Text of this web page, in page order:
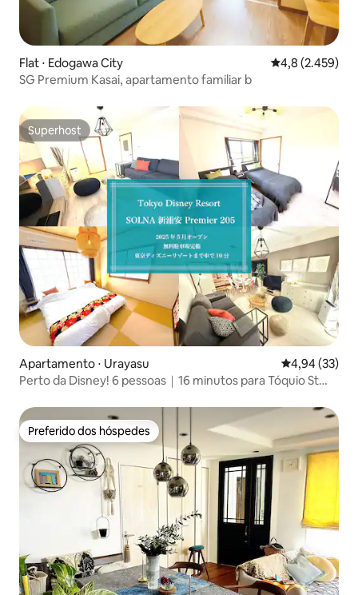
Flat ⋅ Edogawa City 4,8 de uma
4,8 (2.459)
SG Premium Kasai, apartamento familiar b
Superhost
Superhost
Apartamento ⋅ Urayasu 4,94 de uma
4,94 (33)
Perto da Disney! 6 pessoas｜16 minutos para Tóquio St｜
Preferido dos hóspedes
Preferido dos hóspedes